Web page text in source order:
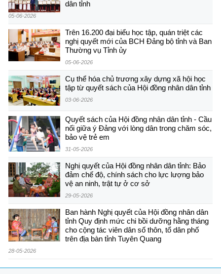
dân tỉnh
05-06-2026
Trên 16.200 đại biểu học tập, quán triệt các
nghị quyết mới của BCH Đảng bộ tỉnh và Ban
Thường vụ Tỉnh ủy
05-06-2026
Cụ thể hóa chủ trương xây dựng xã hội học
tập từ quyết sách của Hội đồng nhân dân tỉnh
03-06-2026
Quyết sách của Hội đồng nhân dân tỉnh - Cầu
nối giữa ý Đảng với lòng dân trong chăm sóc,
bảo vệ trẻ em
31-05-2026
Nghị quyết của Hội đồng nhân dân tỉnh: Bảo
đảm chế độ, chính sách cho lực lượng bảo
vệ an ninh, trật tự ở cơ sở
29-05-2026
Ban hành Nghị quyết của Hội đồng nhân dân
tỉnh Quy định mức chi bồi dưỡng hằng tháng
cho cộng tác viên dân số thôn, tổ dân phố
trên địa bàn tỉnh Tuyên Quang
28-05-2026